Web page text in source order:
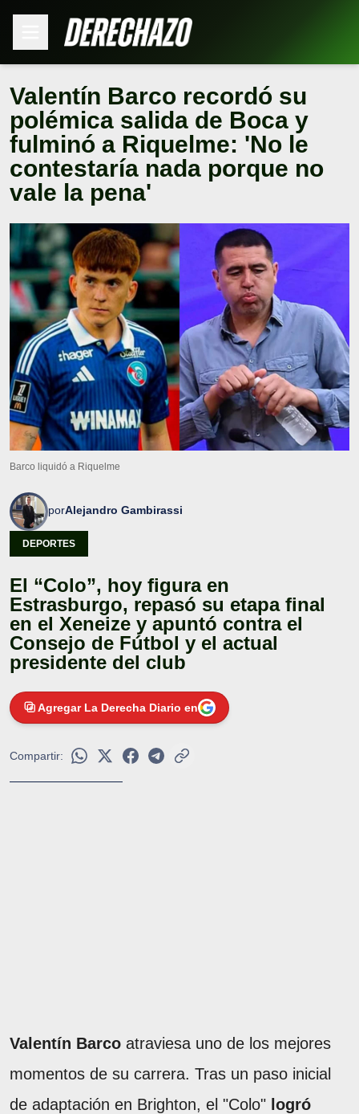
Valentín Barco recordó su
polémica salida de Boca y
fulminó a Riquelme: 'No le
contestaría nada porque no
vale la pena'
Barco liquidó a Riquelme
porAlejandro Gambirassi
DEPORTES
El “Colo”, hoy figura en
Estrasburgo, repasó su etapa final
en el Xeneize y apuntó contra el
Consejo de Fútbol y el actual
presidente del club
Agregar La Derecha Diario en
Compartir:
Valentín Barco atraviesa uno de los mejores
momentos de su carrera. Tras un paso inicial
de adaptación en Brighton, el "Colo" logró